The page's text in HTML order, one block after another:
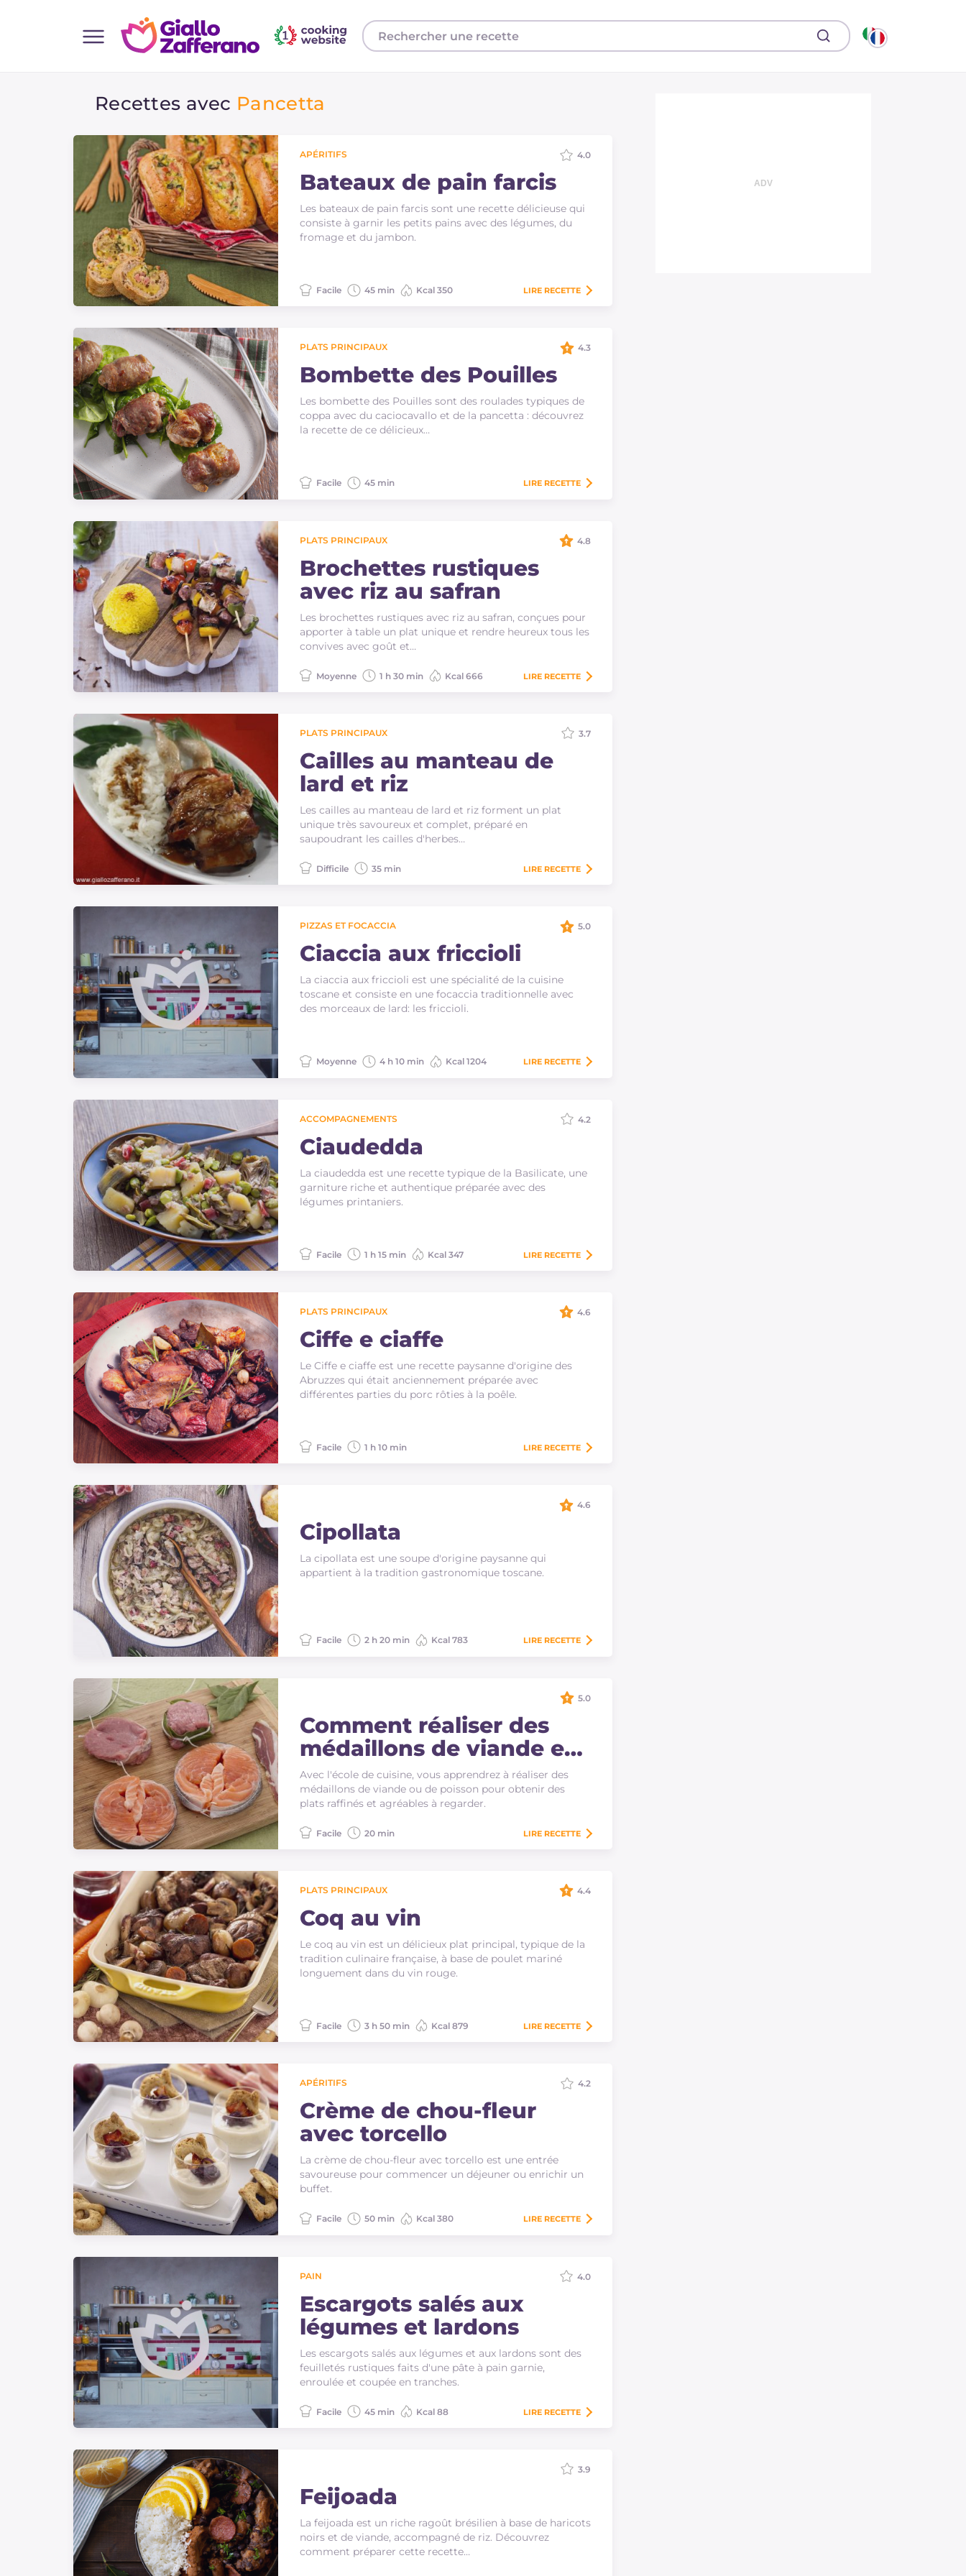
Toutes les recettes
Plats principaux
Boissons et rafraîchissements
Accompagnement
Pizzas et focaccia
Gateaux et patisserie
Dernieres recettes
IT Website
Instagram
YouTube
Recettes avec Pancetta
APÉRITIFS
Bateaux de pain farcis
Les bateaux de pain farcis sont une recette délicieuse qui
consiste à garnir les petits pains avec des légumes, du
fromage et du jambon.
4.0
Facile 45 min Kcal 350 LIRE RECETTE
PLATS PRINCIPAUX
Bombette des Pouilles
Les bombette des Pouilles sont des roulades typiques de
coppa avec du caciocavallo et de la pancetta : découvrez
la recette de ce délicieux…
4.3
Facile 45 min LIRE RECETTE
PLATS PRINCIPAUX
Brochettes rustiques
avec riz au safran
Les brochettes rustiques avec riz au safran, conçues pour
apporter à table un plat unique et rendre heureux tous les
convives avec goût et…
4.8
Moyenne 1 h 30 min Kcal 666 LIRE RECETTE
PLATS PRINCIPAUX
Cailles au manteau de
lard et riz
Les cailles au manteau de lard et riz forment un plat
unique très savoureux et complet, préparé en
saupoudrant les cailles d'herbes…
3.7
Difficile 35 min LIRE RECETTE
PIZZAS ET FOCACCIA
Ciaccia aux friccioli
La ciaccia aux friccioli est une spécialité de la cuisine
toscane et consiste en une focaccia traditionnelle avec
des morceaux de lard: les friccioli.
5.0
Moyenne 4 h 10 min Kcal 1204 LIRE RECETTE
ACCOMPAGNEMENTS
Ciaudedda
La ciaudedda est une recette typique de la Basilicate, une
garniture riche et authentique préparée avec des
légumes printaniers.
4.2
Facile 1 h 15 min Kcal 347 LIRE RECETTE
PLATS PRINCIPAUX
Ciffe e ciaffe
Le Ciffe e ciaffe est une recette paysanne d'origine des
Abruzzes qui était anciennement préparée avec
différentes parties du porc rôties à la poêle.
4.6
Facile 1 h 10 min LIRE RECETTE
Cipollata
La cipollata est une soupe d'origine paysanne qui
appartient à la tradition gastronomique toscane.
4.6
Facile 2 h 20 min Kcal 783 LIRE RECETTE
Comment réaliser des
médaillons de viande et
de poisson
Avec l'école de cuisine, vous apprendrez à réaliser des
médaillons de viande ou de poisson pour obtenir des
plats raffinés et agréables à regarder.
5.0
Facile 20 min LIRE RECETTE
PLATS PRINCIPAUX
Coq au vin
Le coq au vin est un délicieux plat principal, typique de la
tradition culinaire française, à base de poulet mariné
longuement dans du vin rouge.
4.4
Facile 3 h 50 min Kcal 879 LIRE RECETTE
APÉRITIFS
Crème de chou-fleur
avec torcello
La crème de chou-fleur avec torcello est une entrée
savoureuse pour commencer un déjeuner ou enrichir un
buffet.
4.2
Facile 50 min Kcal 380 LIRE RECETTE
PAIN
Escargots salés aux
légumes et lardons
Les escargots salés aux légumes et aux lardons sont des
feuilletés rustiques faits d'une pâte à pain garnie,
enroulée et coupée en tranches.
4.0
Facile 45 min Kcal 88 LIRE RECETTE
Feijoada
La feijoada est un riche ragoût brésilien à base de haricots
noirs et de viande, accompagné de riz. Découvrez
comment préparer cette recette…
3.9